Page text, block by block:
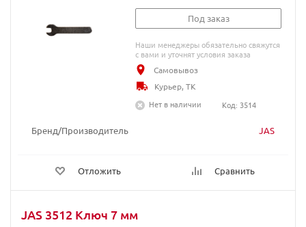
Бренд/Производитель JAS
Отложить Сравнить
Под заказ
Наши менеджеры обязательно свяжутся
с вами и уточнят условия заказа
Самовывоз
Курьер, ТК
Нет в наличии
Код: 3514
JAS 3512 Ключ 7 мм